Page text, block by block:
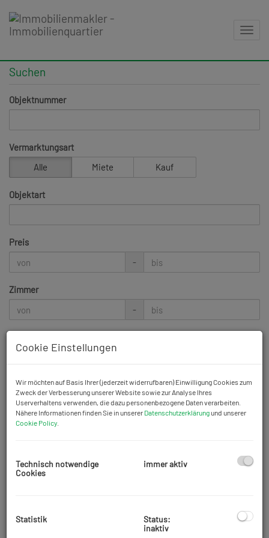
Suchen
Objektnummer
Vermarktungsart
Alle
Miete Kauf
Objektart
Preis
-
Zimmer
-
Weitere Suchoptionen
Filter zurücksetzen
Suchen
1 2 3 4
Erfolgreich vermietet
Citygate! Moderne 60 m2 Zwei-
Cookie Einstellungen
Wir möchten auf Basis Ihrer (jederzeit widerrufbaren) Einwilligung Cookies zum
Zweck der Verbesserung unserer Website sowie zur Analyse Ihres
Userverhaltens verwenden, die dazu personenbezogene Daten verarbeiten.
Nähere Informationen finden Sie in unserer Datenschutzerklärungund unserer
Cookie Policy
Technisch notwendige
Cookies
immer aktiv
Statistik
Status:
inaktiv